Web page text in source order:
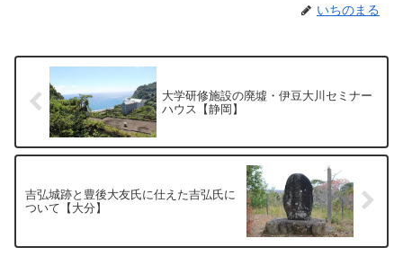
いちのまる
大学研修施設の廃墟・伊豆大川セミナー
ハウス【静岡】
吉弘城跡と豊後大友氏に仕えた吉弘氏に
ついて【大分】